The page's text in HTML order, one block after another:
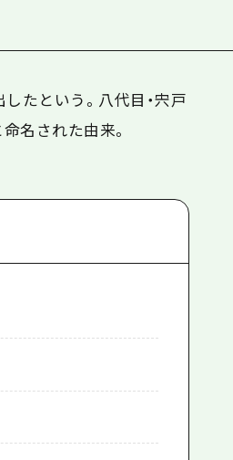
たという。八代目・宍戸
名された由来。